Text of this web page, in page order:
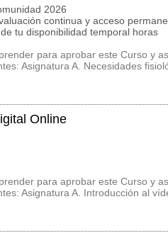
2026
continua y acceso
tu disponibilidad temporal horas
para aprobar este Curso y
Asignatura A. Necesidades
Online
para aprobar este Curso y
Asignatura A. Introducción al